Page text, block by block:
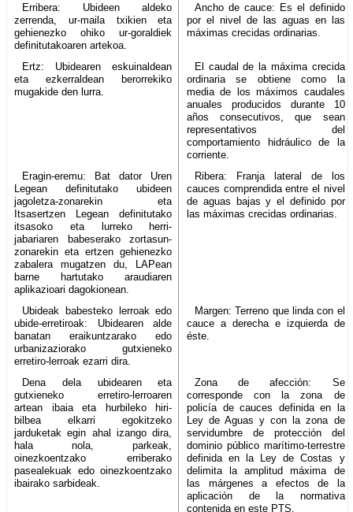
Erribera: Ubideen aldeko
zerrenda, ur-maila txikien eta
gehienezko ohiko ur-goraldiek
definitutakoaren artekoa.
Ancho de cauce: Es el definido
por el nivel de las aguas en las
máximas crecidas ordinarias.
Ertz: Ubidearen eskuinaldean
eta ezkerraldean berorrekiko
mugakide den lurra.
El caudal de la máxima crecida
ordinaria se obtiene como la
media de los máximos caudales
anuales producidos durante 10
años consecutivos, que sean
representativos del
comportamiento hidráulico de la
corriente.
Eragin-eremu: Bat dator Uren
Legean definitutako ubideen
jagoletza-zonarekin eta
Itsasertzen Legean definitutako
itsasoko eta lurreko herri-
jabariaren babeserako zortasun-
zonarekin eta ertzen gehienezko
zabalera mugatzen du, LAPean
barne hartutako araudiaren
aplikazioari dagokionean.
Ribera: Franja lateral de los
cauces comprendida entre el nivel
de aguas bajas y el definido por
las máximas crecidas ordinarias.
Ubideak babesteko lerroak edo
ubide-erretiroak: Ubidearen alde
banatan eraikuntzarako edo
urbanizaziorako gutxieneko
erretiro-lerroak ezarri dira.
Margen: Terreno que linda con el
cauce a derecha e izquierda de
éste.
Dena dela ubidearen eta
gutxieneko erretiro-lerroaren
artean ibaia eta hurbileko hiri-
bilbea elkarri egokitzeko
jarduketak egin ahal izango dira,
hala nola, parkeak,
oinezkoentzako erriberako
pasealekuak edo oinezkoentzako
ibairako sarbideak.
Zona de afección: Se
corresponde con la zona de
policía de cauces definida en la
Ley de Aguas y con la zona de
servidumbre de protección del
dominio público marítimo-terrestre
definida en la Ley de Costas y
delimita la amplitud máxima de
las márgenes a efectos de la
aplicación de la normativa
contenida en este PTS.